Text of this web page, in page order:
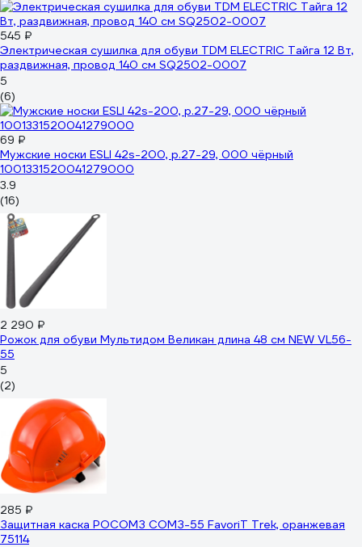
545 ₽
Электрическая сушилка для обуви TDM ELECTRIC Тайга 12 Вт,
раздвижная, провод 140 см SQ2502-0007
5
(6)
69 ₽
Мужские носки ESLI 42s-200, р.27-29, 000 чёрный
1001331520041279000
3.9
(16)
2 290 ₽
Рожок для обуви Мультидом Великан длина 48 см NEW VL56-
55
5
(2)
285 ₽
Защитная каска РОСОМЗ СОМЗ-55 FavoriT Trek, оранжевая
75114